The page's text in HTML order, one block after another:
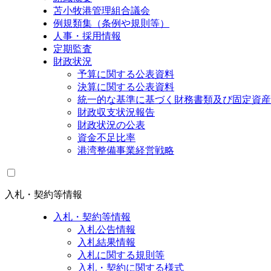
苫小牧港管理組合議会
例規類集（条例や規則等）
人事・採用情報
定期監査
財政状況
予算に関する公表資料
決算に関する公表資料
統一的な基準に基づく財務書類及び固定資
財政収支状況報告
財政状況の公表
資金不足比率
港湾整備事業経営戦略
入札・契約等情報
入札・契約等情報
入札公告情報
入札結果情報
入札に関する規則等
入札・契約に関する様式